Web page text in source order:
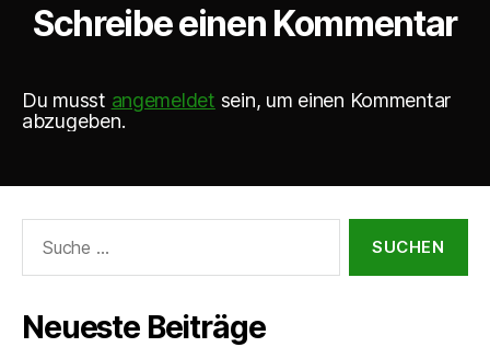
Schreibe einen Kommentar
Du musst angemeldet sein, um einen Kommentar
abzugeben.
nach:
Neueste Beiträge